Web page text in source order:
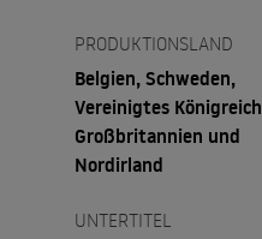
PRODUKTIONSLAND
Belgien, Schweden,
Vereinigtes Königreich
Großbritannien und
Nordirland
UNTERTITEL